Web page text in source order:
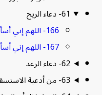
61- دعاء الريح
166- اللهم إني أسألك خيرها
167- اللهم إني أسألك خيرها، وخير ما فيها
62- دعاء الرعد
63- من أدعية الاستسقاء